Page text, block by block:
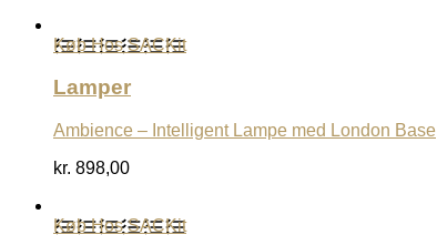
Køb Hos SACKit
Lamper
Ambience – Intelligent Lampe med London Base
kr. 898,00
Køb Hos SACKit